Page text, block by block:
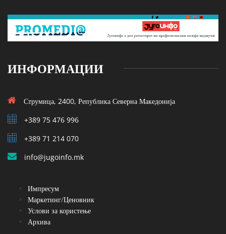
ИНФОРМАЦИИ
Струмица, 2400, Република Северна Македонија
+389 75 476 996
+389 71 214 070
info@jugoinfo.mk
Импресум
Маркетинг/Ценовник
Услови за користење
Архива